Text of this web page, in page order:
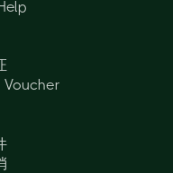
Voucher